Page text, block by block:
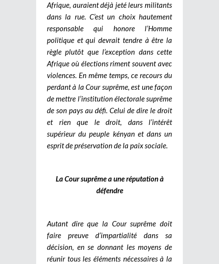
Afrique, auraient déjà jeté leurs militants
dans la rue. C’est un choix hautement
responsable qui honore l’Homme
politique et qui devrait tendre à être la
règle plutôt que l’exception dans cette
Afrique où élections riment souvent avec
violences. En même temps, ce recours du
perdant à la Cour suprême, est une façon
de mettre l’institution électorale suprême
de son pays au défi. Celui de dire le droit
et rien que le droit, dans l’intérêt
supérieur du peuple kényan et dans un
esprit de préservation de la paix sociale.
La Cour suprême a une réputation à
défendre
Autant dire que la Cour suprême doit
faire preuve d’impartialité dans sa
décision, en se donnant les moyens de
réunir tous les éléments nécessaires à la